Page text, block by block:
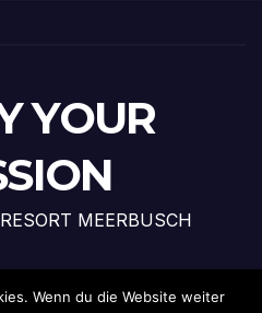
YOUR
MEERBUSCH
Wenn du die Website weiter